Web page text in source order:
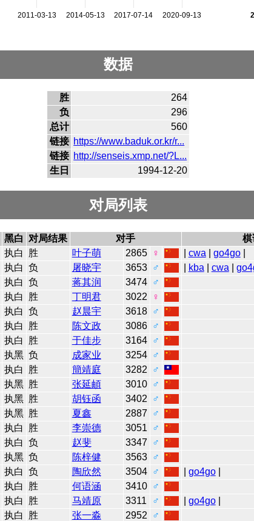
2011-03-13 2014-05-13 2017-07-14 2020-09-13
数据
胜
264
负
296
总计
560
链接 https://www.baduk.or.kr/r...
链接 http://senseis.xmp.net/?L...
生日
1994-12-20
对局列表
黑白 对局结果 对手
棋
执白 胜 叶子萌 2865 ♀ cwa go4go|
执白 负 屠晓宇 3653 ♂ kba cwa
执白 负 蒋其润 3474
♂
执白 胜 丁明君 3022
♀
执白 负 赵晨宇 3618
♂
执白 胜 陈文政 3086
♂
执白 胜 于佳步 3164
♂
执黑 负 成家业 3254
♂
执白 胜 簡靖庭 3282
♂
执黑 胜 张延頔 3010
♂
执黑 胜 胡钰函 3402
♂
执黑 胜 夏鑫 2887
♂
执白 胜 李崇德 3051
♂
执白 负 赵斐 3347
♂
执黑 负 陈梓健 3563
♂
执白 负 陶欣然 3504 ♂ go4go|
执白 胜 何语涵 3410
♂
执白 胜 马靖原 3311 ♂ go4go|
执白 胜 张一淼 2952
♂